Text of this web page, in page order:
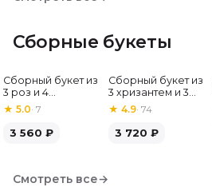
Сборные букеты
Сборный букет из
3 роз и 4
альстромерий
★ 5.0· 7
3 560 ₽
Хит
Сборный букет из
3 хризантем и 3
альстромерий
★ 4.9· 74
3 720 ₽
Смотреть все→